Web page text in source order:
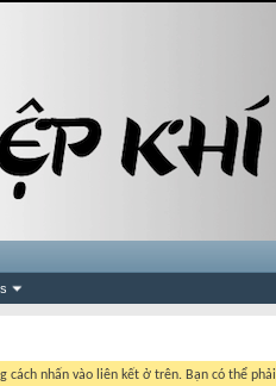
cách nhấn vào liên kết ở trên. Bạn có thể phải